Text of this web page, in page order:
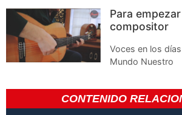
Para
compositor
Voces en los
Mundo Nuestro
CONTENIDO